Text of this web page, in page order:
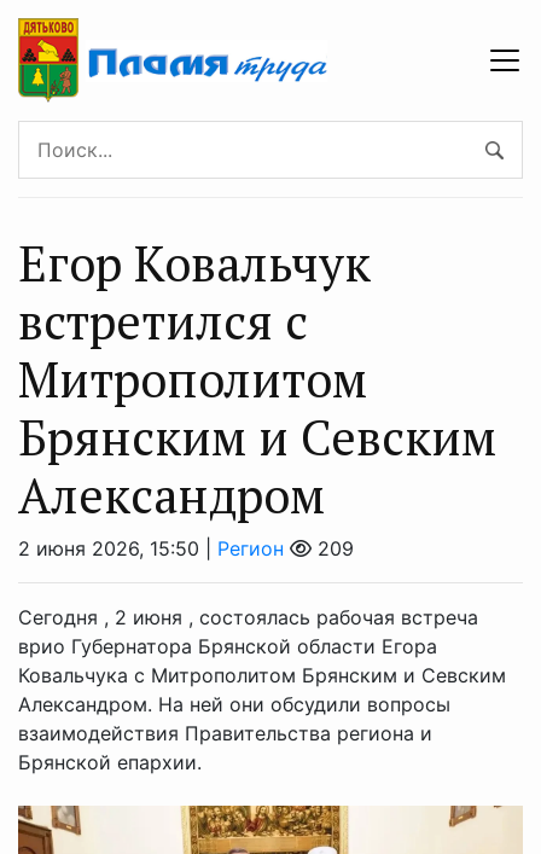
Егор Ковальчук
встретился с
Митрополитом
Брянским и Севским
Александром
2 июня 2026, 15:50 | Регион 209
Сегодня , 2 июня , состоялась рабочая встреча
врио Губернатора Брянской области Егора
Ковальчука с Митрополитом Брянским и Севским
Александром. На ней они обсудили вопросы
взаимодействия Правительства региона и
Брянской епархии.